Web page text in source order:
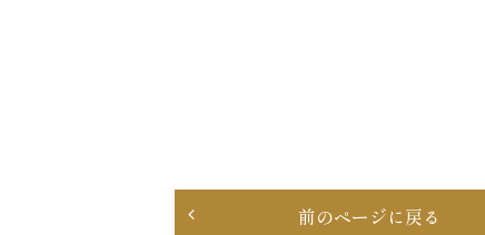
前のページに戻る